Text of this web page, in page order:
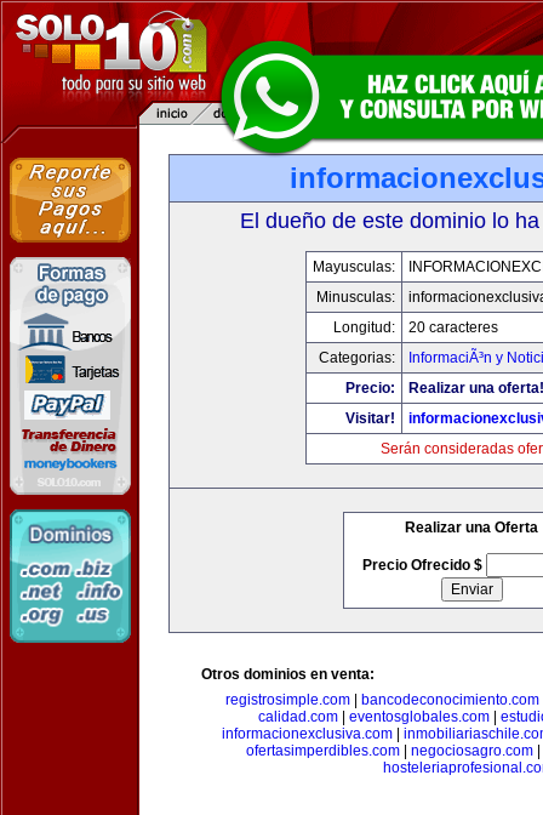
El dueño de este dominio lo
Mayusculas:
Minusculas:
Longitud:
20 caracteres
Categorias:
InformaciÃ³n y
Precio:
Realizar una oferta!
Visitar!
Serán consideradas
Realizar una Oferta
Precio Ofrecido $
Otros dominios en venta:
registrosimple.com
bancodeconocimiento.com
calidad.com
eventosglobales.com
informacionexclusiva.com|
ofertasimperdibles.com
negociosagro.com